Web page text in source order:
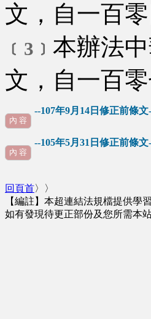
文，自一百
﹝3﹞ 本辦法
文，自一百
--107年9月14日修正前條文
內 容
--105年5月31日修正前條文
內 容
回頁首〉〉
【編註】本超連結法規檔提供學
如有發現待更正部份及您所需本